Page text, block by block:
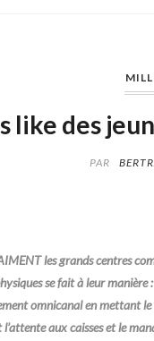
like des
PAR
les grands centres
se fait à leur
omnicanal en mettant
aux caisses et le